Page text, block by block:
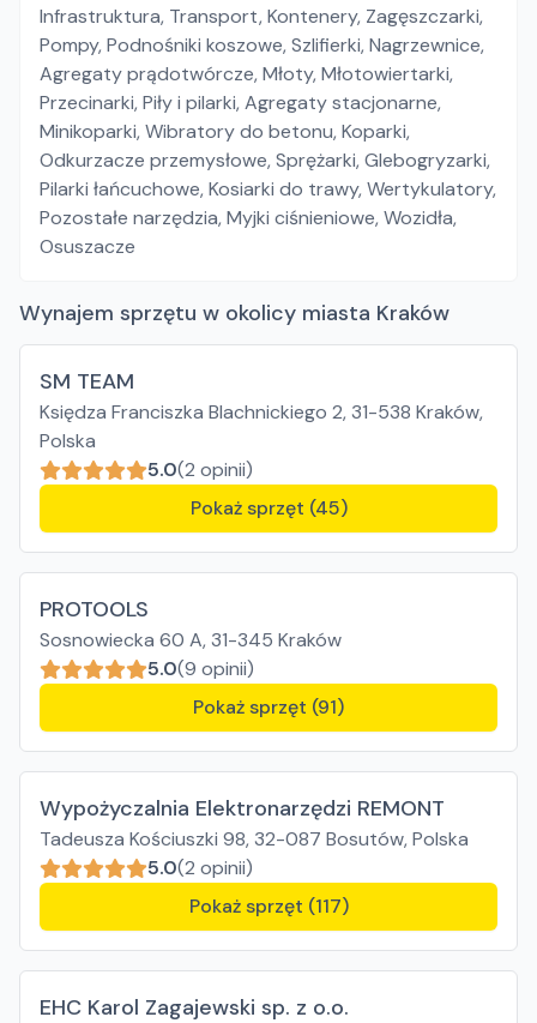
Infrastruktura, Transport,Kontenery, Zagęszczarki,
Pompy,Podnośniki koszowe,Szlifierki,Nagrzewnice,
Agregaty prądotwórcze,Młoty,Młotowiertarki,
Przecinarki,Piły i pilarki,Agregaty stacjonarne,
Minikoparki,Wibratory do betonu,Koparki,
Odkurzacze przemysłowe,Sprężarki,Glebogryzarki,
Pilarki łańcuchowe,Kosiarki do trawy,Wertykulatory,
Pozostałe narzędzia,Myjki ciśnieniowe,Wozidła,
Osuszacze
Wynajem sprzętu w okolicy miasta Kraków
SM TEAM
Księdza Franciszka Blachnickiego 2, 31-538 Kraków,
Polska
5.0(2 opinii)
Pokaż sprzęt (45)
PROTOOLS
Sosnowiecka 60 A, 31-345 Kraków
5.0(9 opinii)
Pokaż sprzęt (91)
Wypożyczalnia Elektronarzędzi REMONT
Tadeusza Kościuszki 98, 32-087 Bosutów, Polska
5.0(2 opinii)
Pokaż sprzęt (117)
EHC Karol Zagajewski sp. z o.o.